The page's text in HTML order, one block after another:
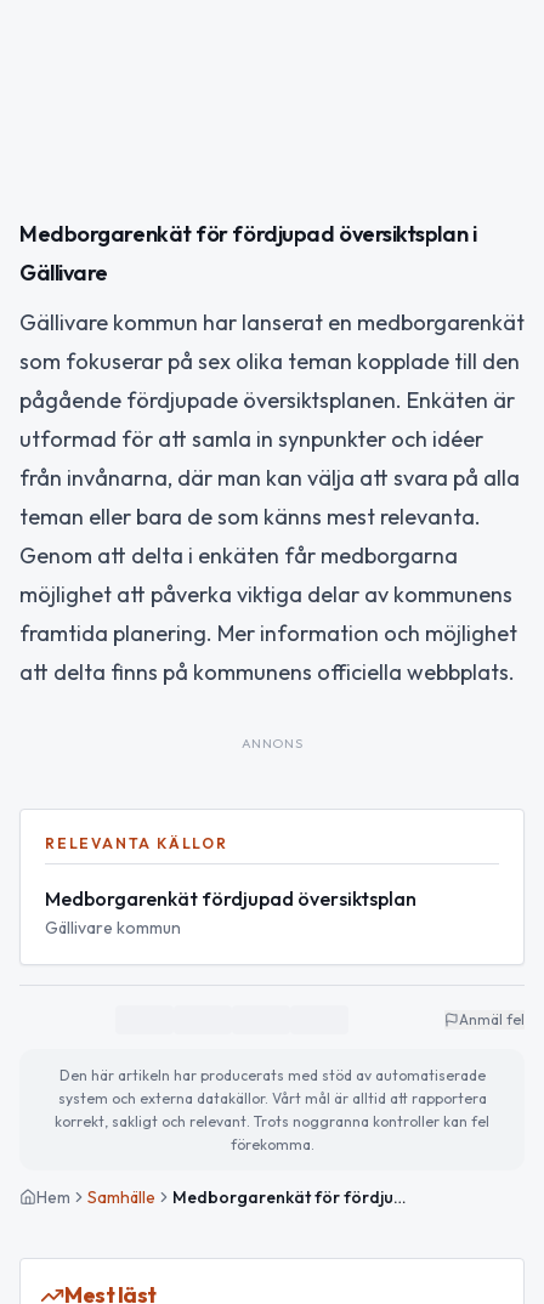
Medborgarenkät för fördjupad översiktsplan i
Gällivare
Gällivare kommun har lanserat en medborgarenkät
som fokuserar på sex olika teman kopplade till den
pågående fördjupade översiktsplanen. Enkäten är
utformad för att samla in synpunkter och idéer
från invånarna, där man kan välja att svara på alla
teman eller bara de som känns mest relevanta.
Genom att delta i enkäten får medborgarna
möjlighet att påverka viktiga delar av kommunens
framtida planering. Mer information och möjlighet
att delta finns på kommunens officiella webbplats.
ANNONS
RELEVANTA KÄLLOR
Medborgarenkät fördjupad översiktsplan
Gällivare kommun
Anmäl fel
Den här artikeln har producerats med stöd av automatiserade
system och externa datakällor. Vårt mål är alltid att rapportera
korrekt, sakligt och relevant. Trots noggranna kontroller kan fel
förekomma.
Hem Samhälle Medborgarenkät för fördjupad översiktsplan i Gällivare
Mest läst